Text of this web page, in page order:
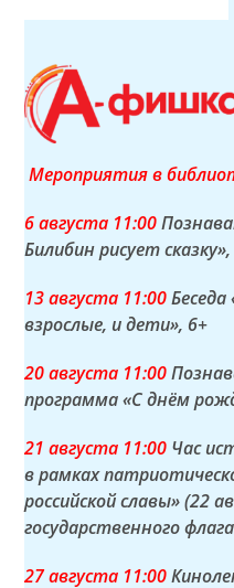
Мероприятия в
6 августа 11:00
Билибин рисует сказку»
13 августа 11:00
взрослые, и дети», 6+
20 августа 11:00
программа «С днём
21 августа 11:00 Час
в рамках
российской славы» (22
государственного
27 августа 11:00